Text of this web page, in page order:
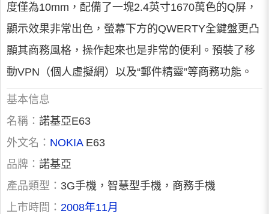
度僅為10mm，配備了一塊2.4英寸1670萬色的Q屏，
顯示效果非常出色，螢幕下方的QWERTY全鍵盤更凸
顯其商務風格，操作起來也是非常的便利。預裝了移
動VPN（個人虛擬網）以及“郵件精靈”等商務功能。
基本信息
名稱： 諾基亞E63
外文名： NOKIAE63
品牌： 諾基亞
產品類型： 3G手機，智慧型手機，商務手機
上市時間： 2008年11月